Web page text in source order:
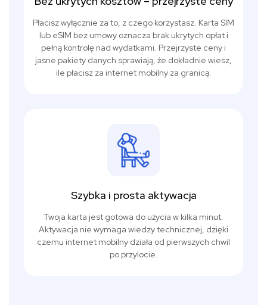
Płacisz wyłącznie za to, z czego korzystasz. Karta SIM
lub eSIM bez umowy oznacza brak ukrytych opłat i
pełną kontrolę nad wydatkami. Przejrzyste ceny i
jasne pakiety danych sprawiają, że dokładnie wiesz,
ile płacisz za internet mobilny za granicą.
Szybka i prosta aktywacja
Twoja karta jest gotowa do użycia w kilka minut.
Aktywacja nie wymaga wiedzy technicznej, dzięki
czemu internet mobilny działa od pierwszych chwil
po przylocie.